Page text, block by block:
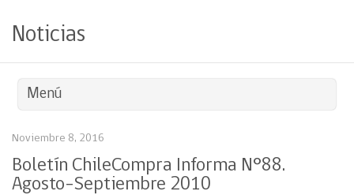
Noticias
Menú
Noviembre 8, 2016
Boletín ChileCompra Informa N°88.
Agosto-Septiembre 2010